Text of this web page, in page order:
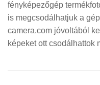
fényképezőgép
is megcsodálhatjuk a
camera.com jóvoltából
képeket ott csodálhattok